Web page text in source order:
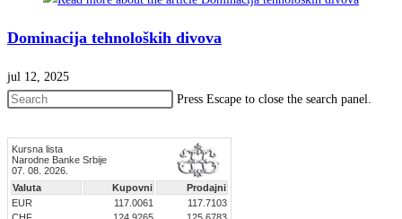
Dominacija tehnoloških divova
jul 12, 2025
Press Escape to close the search panel.